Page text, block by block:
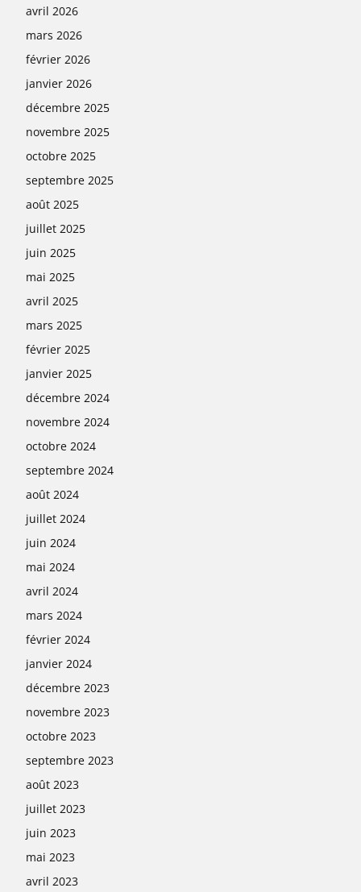
avril 2026
mars 2026
février 2026
janvier 2026
décembre 2025
novembre 2025
octobre 2025
septembre 2025
août 2025
juillet 2025
juin 2025
mai 2025
avril 2025
mars 2025
février 2025
janvier 2025
décembre 2024
novembre 2024
octobre 2024
septembre 2024
août 2024
juillet 2024
juin 2024
mai 2024
avril 2024
mars 2024
février 2024
janvier 2024
décembre 2023
novembre 2023
octobre 2023
septembre 2023
août 2023
juillet 2023
juin 2023
mai 2023
avril 2023